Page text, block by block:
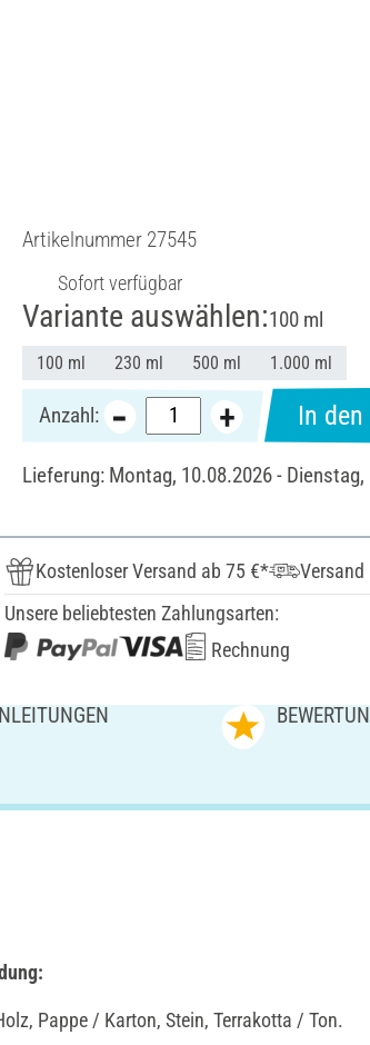
Artikelnummer 27545
Sofort verfügbar
Variante auswählen:100 ml
100 ml 230 ml 500 ml 1.000 ml
Anzahl: In
Lieferung: Montag, 10.08.2026 -
Kostenloser Versand ab 75 €*
Versand
Unsere beliebtesten Zahlungsarten:
Rechnung
Pappe / Karton, Stein, Terrakotta / Ton.